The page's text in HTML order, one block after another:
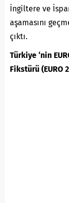
İngiltere ve
aşamasını
çıktı.
Türkiye ‘nin
Fikstürü (EURO